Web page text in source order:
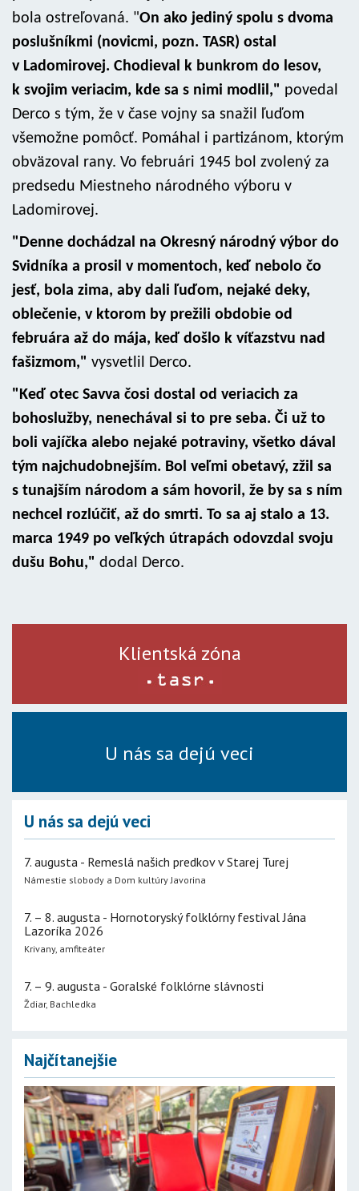
bola ostreľovaná. "On ako jediný spolu s dvoma
poslušníkmi (novicmi, pozn. TASR) ostal
v Ladomirovej. Chodieval k bunkrom do lesov,
k svojim veriacim, kde sa s nimi modlil," povedal
Derco s tým, že v čase vojny sa snažil ľuďom
všemožne pomôcť. Pomáhal i partizánom, ktorým
obväzoval rany. Vo februári 1945 bol zvolený za
predsedu Miestneho národného výboru v
Ladomirovej.
"Denne dochádzal na Okresný národný výbor do
Svidníka a prosil v momentoch, keď nebolo čo
jesť, bola zima, aby dali ľuďom, nejaké deky,
oblečenie, v ktorom by prežili obdobie od
februára až do mája, keď došlo k víťazstvu nad
fašizmom," vysvetlil Derco.
"Keď otec Savva čosi dostal od veriacich za
bohoslužby, nenechával si to pre seba. Či už to
boli vajíčka alebo nejaké potraviny, všetko dával
tým najchudobnejším. Bol veľmi obetavý, zžil sa
s tunajším národom a sám hovoril, že by sa s ním
nechcel rozlúčiť, až do smrti. To sa aj stalo a 13.
marca 1949 po veľkých útrapách odovzdal svoju
dušu Bohu," dodal Derco.
Klientská zóna
U nás sa dejú veci
U nás sa dejú veci
7. augusta - Remeslá našich predkov v Starej Turej
Námestie slobody a Dom kultúry Javorina
7. – 8. augusta - Hornotoryský folklórny festival Jána
Lazoríka 2026
Krivany, amfiteáter
7. – 9. augusta - Goralské folklórne slávnosti
Ždiar, Bachledka
Najčítanejšie